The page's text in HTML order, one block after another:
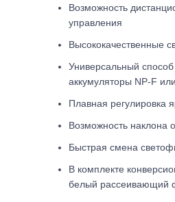
Возможность
управления
Высококачественные
Универсальный
аккумуляторы NP-F
Плавная регулировка
Возможность наклона
Быстрая смена
В комплекте
белый рассеивающий